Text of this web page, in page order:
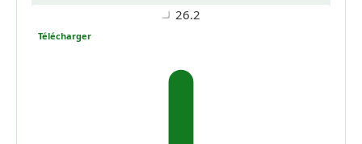
26.2
Télécharger